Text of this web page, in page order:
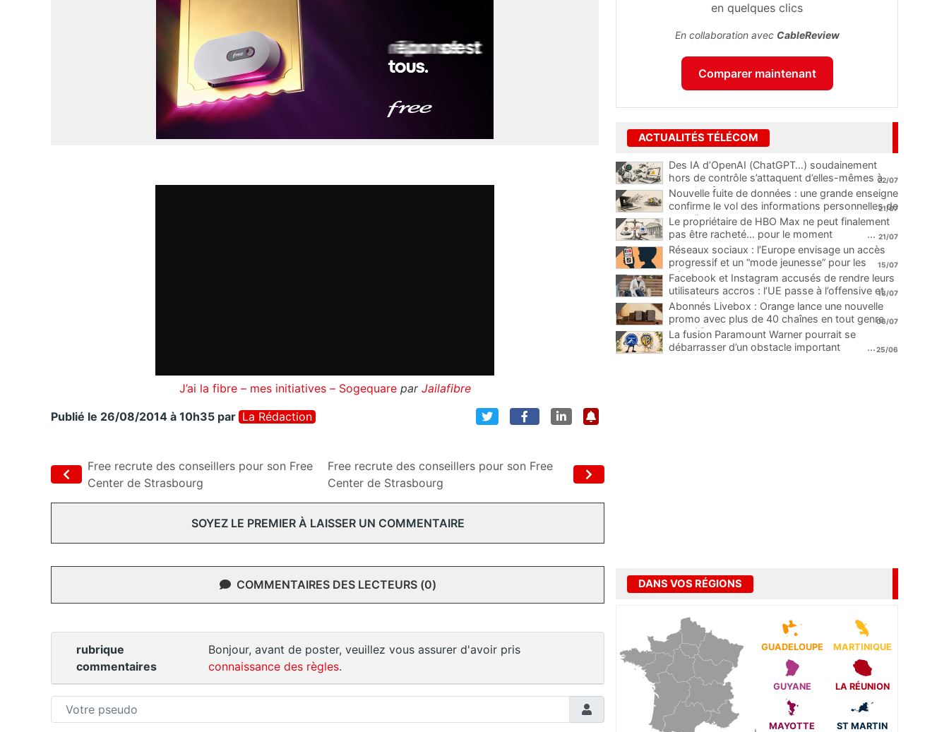
J’ai la fibre – mes initiatives – Sogequare par Jailafibre
Publié le 26/08/2014 à 10h35 par La Rédaction
Free recrute des conseillers pour son Free
Center de Strasbourg
Free recrute des conseillers pour son Free
Center de Strasbourg
SOYEZ LE PREMIER À LAISSER UN COMMENTAIRE
COMMENTAIRES DES LECTEURS (0)
rubrique
commentaires
Bonjour, avant de poster, veuillez vous assurer d'avoir pris
connaissance des règles.
en quelques clics
En collaboration avec CableReview
Comparer maintenant
ACTUALITÉS TÉLÉCOM
Des IA d’OpenAI (ChatGPT…) soudainement
hors de contrôle s’attaquent d’elles-mêmes à
une plateforme
...
22/07
Nouvelle fuite de données : une grande enseigne
confirme le vol des informations personnelles de
ses clients
...
21/07
Le propriétaire de HBO Max ne peut finalement
pas être racheté… pour le moment
... 21/07
Réseaux sociaux : l’Europe envisage un accès
progressif et un “mode jeunesse” pour les
mineurs
...
15/07
Facebook et Instagram accusés de rendre leurs
utilisateurs accros : l’UE passe à l’offensive et
menace d’une amende record
...
13/07
Abonnés Livebox : Orange lance une nouvelle
promo avec plus de 40 chaînes en tout genre
pour 1€
06/07
La fusion Paramount Warner pourrait se
débarrasser d’un obstacle important
...25/06
DANS VOS RÉGIONS
GUADELOUPE MARTINIQUE
GUYANE LA RÉUNION
MAYOTTE ST MARTIN